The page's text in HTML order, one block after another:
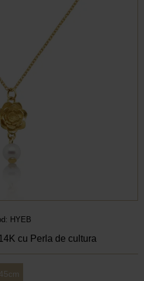
HYEB
cu Perla de cultura
45cm